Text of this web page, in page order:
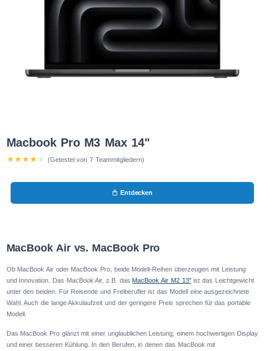
Macbook Pro M3 Max 14"
(Getestet von 7 Teammitgliedern)
Entdecken
MacBook Air vs. MacBook Pro
Ob MacBook Air oder MacBook Pro, beide Modell-Reihen überzeugen mit Leistung
und Innovation. Das MacBook Air, z.B. das MacBook Air M2 13”ist das Leichtgewicht
unter den beiden. Für Reisende und Freiberufler ist das Modell eine ausgezeichnete
Wahl. Auch die lange Akkulaufzeit und der geringere Preis sprechen für das portable
Modell.
Das MacBook Pro glänzt mit einer unglaublichen Leistung, einem hochwertigen Display
und einer besseren Kühlung. In den Berufen, in denen das MacBook mit